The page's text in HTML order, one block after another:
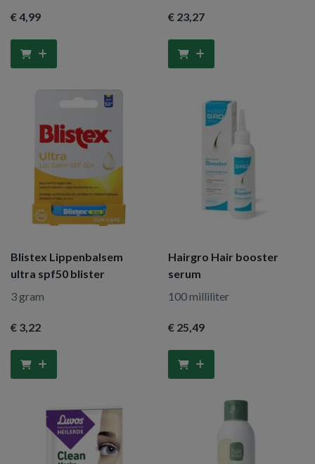
€ 4,99 € 23,27
Blistex Lippenbalsem
ultra spf50 blister
3 gram
€ 3,22
Hairgro Hair booster
serum
100 milliliter
€ 25,49